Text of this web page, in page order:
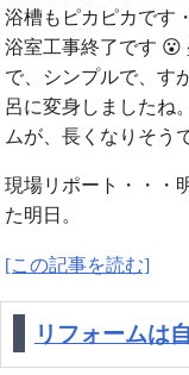
浴槽もピカピカです
浴室工事終了です 😮
で、シンプルで、す
呂に変身しましたね
ムが、長くなりそう
現場リポート・・・
た明日。
[この記事を読む]
リフォームは